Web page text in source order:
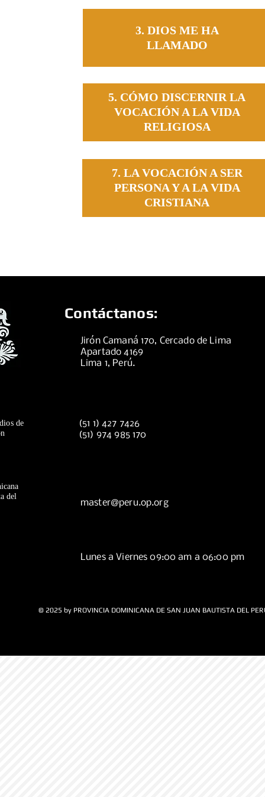
3. DIOS ME HA
LLAMADO
5. CÓMO DISCERNIR LA
VOCACIÓN A LA VIDA
RELIGIOSA
7. LA VOCACIÓN A SER
PERSONA Y A LA VIDA
CRISTIANA
Contáctanos:
Jirón Camaná 170, Cercado de Lima
Apartado 4169
Lima 1, Perú.
de
(51 1) 427 7426
(51) 974 985 170
del
master@peru.op.org
Lunes a Viernes 09:00 am a 06:00 pm
© 2025 by PROVINCIA DOMINICANA DE SAN JUAN BAUTISTA DEL